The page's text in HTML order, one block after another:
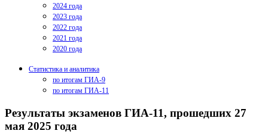
2024 года
2023 года
2022 года
2021 года
2020 года
Статистика и аналитика
по итогам ГИА-9
по итогам ГИА-11
Результаты экзаменов ГИА-11, прошедших 27
мая 2025 года